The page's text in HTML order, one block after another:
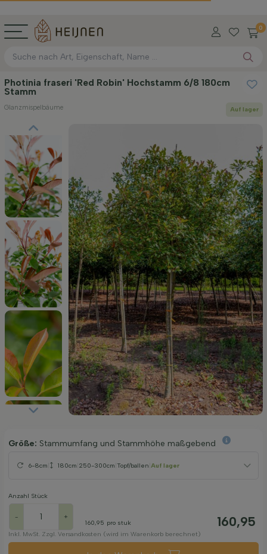
0
Photinia fraseri 'Red Robin' Hochstamm 6/8 180cm
Stamm
Glanzmispelbäume Auf lager
Größe: Stammumfang und Stammhöhe maßgebend
6-8cm 180cm 250-300cm Topf/ballen Auf lager
Anzahl Stück
- +
160,95 pro stuk 160,95
Inkl. MwSt. Zzgl. Versandkosten (wird im Warenkorb berechnet)